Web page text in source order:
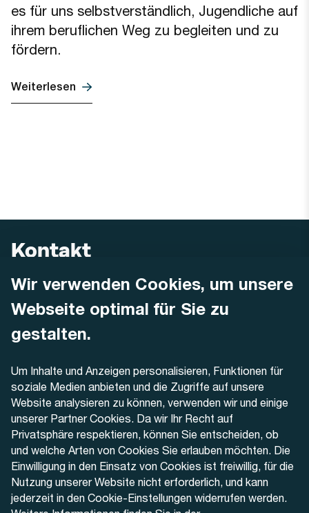
Wir verwenden Cookies, um unsere
Webseite optimal für Sie zu
gestalten.
Um Inhalte und Anzeigen personalisieren, Funktionen für
soziale Medien anbieten und die Zugriffe auf unsere
Website analysieren zu können, verwenden wir und einige
unserer Partner Cookies. Da wir Ihr Recht auf
Privatsphäre respektieren, können Sie entscheiden, ob
und welche Arten von Cookies Sie erlauben möchten. Die
Einwilligung in den Einsatz von Cookies ist freiwillig, für die
Nutzung unserer Website nicht erforderlich, und kann
jederzeit in den Cookie-Einstellungen widerrufen werden.
es für uns selbstverständlich, Jugendliche auf
ihrem beruflichen Weg zu begleiten und zu
fördern.
Weiterlesen
Kontakt
AREMO
Dornacherstrasse 48
4500 Solothurn
+41 32 622 37 22
Kontaktformular
Aktuell